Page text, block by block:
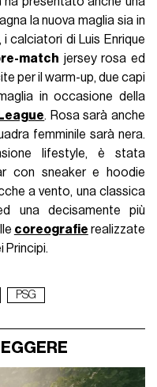
la nuova maglia sia in
calciatori di Luis Enrique
match jersey rosa ed
per il warm-up, due capi
in occasione della
. Rosa sarà anche
femminile sarà nera.
lifestyle, è stata
con sneaker e hoodie
a vento, una classica
una decisamente più
coreografie realizzate
Principi.
PSG